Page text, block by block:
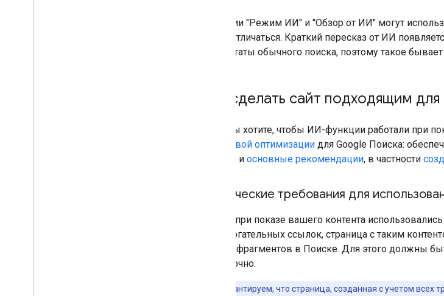
Функции "Режим ИИ" и "Обзор от ИИ" могут
будут отличаться. Краткий пересказ от ИИ
результаты обычного поиска, поэтому такое
Как сделать сайт подходящим
Если вы хотите, чтобы ИИ-функции работали при
поисковой оптимизации для Google Поиска:
Поиска и основные рекомендации, в частности
Технические требования для
Чтобы при показе вашего контента
вспомогательных ссылок, страница с таким
показа фрагментов в Поиске. Для этого должны
достаточно.
Мы не гарантируем, что страница, созданная с учетом